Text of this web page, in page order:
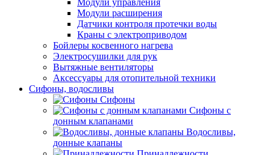
Модули управления
Модули расширения
Датчики контроля протечки воды
Краны с электроприводом
Бойлеры косвенного нагрева
Электросушилки для рук
Вытяжные вентиляторы
Аксессуары для отопительной техники
Сифоны, водосливы
Сифоны
Сифоны с
донным клапанами
Водосливы,
донные клапаны